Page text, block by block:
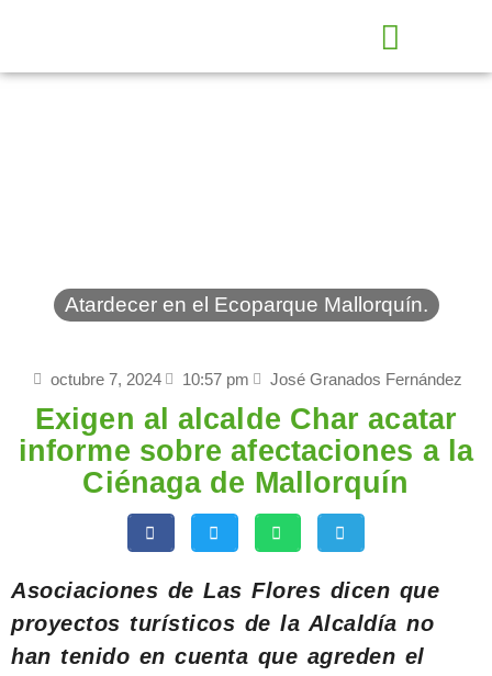
Atardecer en el Ecoparque Mallorquín.
octubre 7, 2024 10:57 pm José Granados Fernández
Exigen al alcalde Char acatar
informe sobre afectaciones a la
Ciénaga de Mallorquín
Asociaciones de Las Flores dicen que
proyectos turísticos de la Alcaldía no
han tenido en cuenta que agreden el